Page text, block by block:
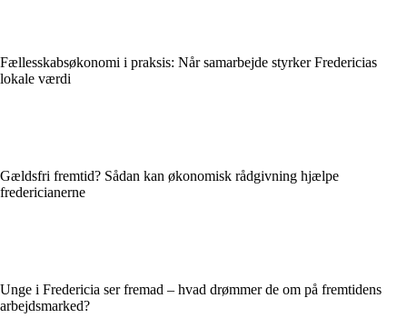
Fællesskabsøkonomi i praksis: Når samarbejde styrker Fredericias
lokale værdi
Gældsfri fremtid? Sådan kan økonomisk rådgivning hjælpe
fredericianerne
Unge i Fredericia ser fremad – hvad drømmer de om på fremtidens
arbejdsmarked?